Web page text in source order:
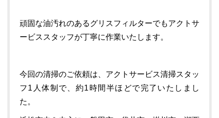
頑固な油汚れのあるグリスフィルターでもアクトサ
ービススタッフが丁寧に作業いたします。
今回の清掃のご依頼は、アクトサービス清掃スタッ
フ1人体制で、約1時間半ほどで完了いたしまし
た。